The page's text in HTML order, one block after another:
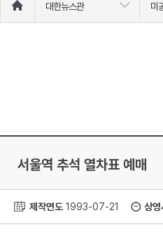
로
대한뉴스관 미
서울역 추석 열차표 예매
제작연도 1993-07-21 상영